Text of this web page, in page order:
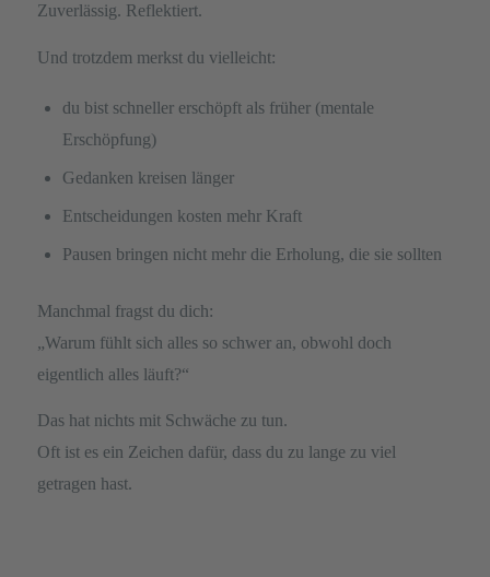
Zuverlässig. Reflektiert.
Und trotzdem merkst du vielleicht:
du bist schneller erschöpft als früher (mentale
Erschöpfung)
Gedanken kreisen länger
Entscheidungen kosten mehr Kraft
Pausen bringen nicht mehr die Erholung, die sie sollten
Manchmal fragst du dich:
„Warum fühlt sich alles so schwer an, obwohl doch
eigentlich alles läuft?“
Das hat nichts mit Schwäche zu tun.
Oft ist es ein Zeichen dafür, dass du zu lange zu viel
getragen hast.